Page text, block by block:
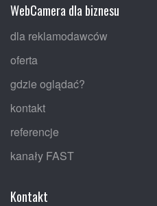
WebCamera dla biznesu
dla reklamodawców
oferta
gdzie oglądać?
kontakt
referencje
kanały FAST
Kontakt